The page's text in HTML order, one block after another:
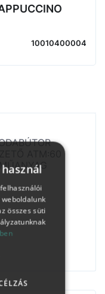
10010400004
ATM:60
összes süti